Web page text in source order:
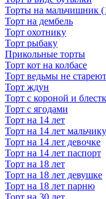
Торты на мальчишник
Торт на дембель
Торт охотнику
Торт рыбаку
Прикольные торты
Торт кот на колбасе
Торт ведьмы не стареют
Торт ждун
Торт с короной и
Торт с ягодами
Торт на 14 лет
Торт на 14 лет мальчику
Торт на 14 лет девочке
Торт на 14 лет паспорт
Торт на 18 лет
Торт на 18 лет девушке
Торт на 18 лет парню
Торт на 30 лет